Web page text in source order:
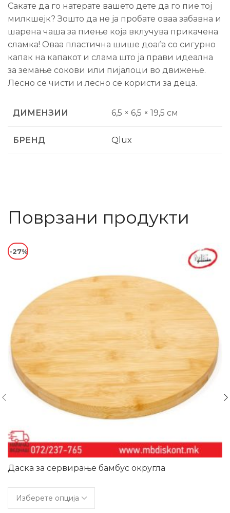
Сакате да го натерате вашето дете да го пие тој
милкшејк? Зошто да не ја пробате оваа забавна и
шарена чаша за пиење која вклучува прикачена
сламка! Оваа пластична шише доаѓа со сигурно
капак на капакот и слама што ја прави идеална
за земање сокови или пијалоци во движење.
Лесно се чисти и лесно се користи за деца.
ДИМЕНЗИИ 6,5 × 6,5 × 19,5 см
БРЕНД Qlux
Поврзани продукти
-27%
Даска за сервирање бамбус округла